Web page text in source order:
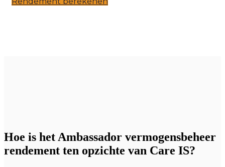
Hoe is het Ambassador vermogensbeheer
rendement ten opzichte van Care IS?